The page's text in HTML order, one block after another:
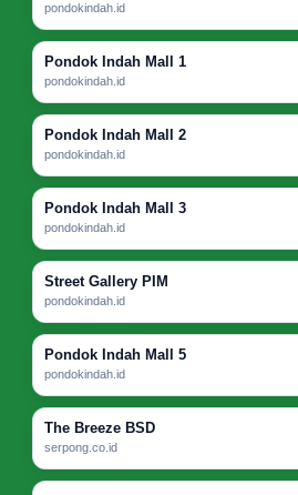
pondokindah.id
Pondok Indah Mall 1
pondokindah.id
Pondok Indah Mall 2
pondokindah.id
Pondok Indah Mall 3
pondokindah.id
Street Gallery PIM
pondokindah.id
Pondok Indah Mall 5
pondokindah.id
The Breeze BSD
serpong.co.id